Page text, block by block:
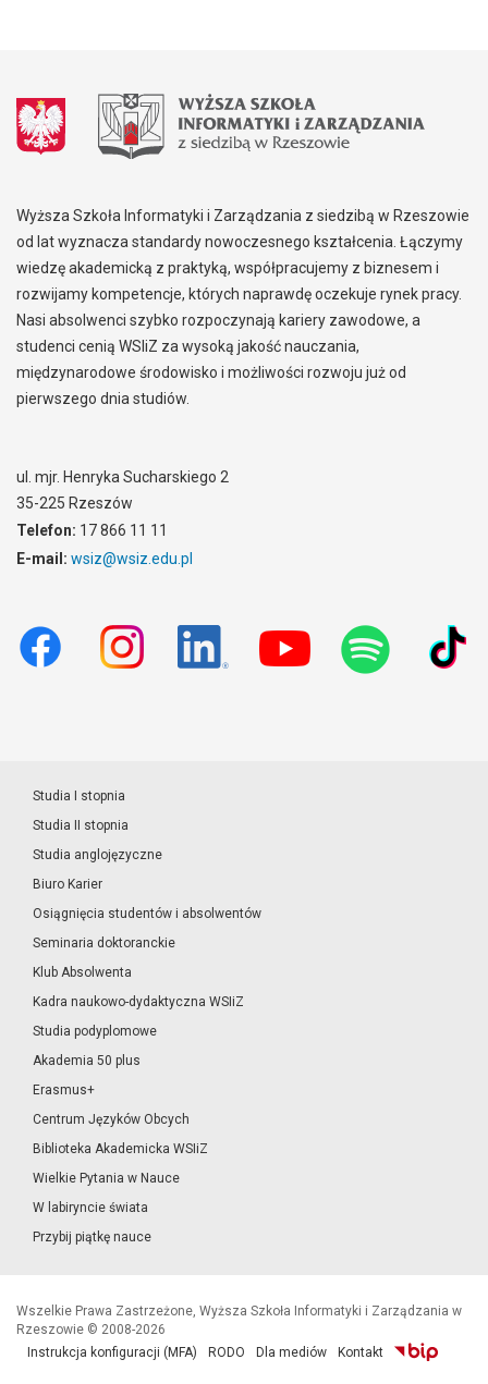
Wyższa Szkoła Informatyki i Zarządzania z siedzibą w Rzeszowie
od lat wyznacza standardy nowoczesnego kształcenia. Łączymy
wiedzę akademicką z praktyką, współpracujemy z biznesem i
rozwijamy kompetencje, których naprawdę oczekuje rynek pracy.
Nasi absolwenci szybko rozpoczynają kariery zawodowe, a
studenci cenią WSIiZ za wysoką jakość nauczania,
międzynarodowe środowisko i możliwości rozwoju już od
pierwszego dnia studiów.
ul. mjr. Henryka Sucharskiego 2
35-225 Rzeszów
Telefon: 17 866 11 11
E-mail: wsiz@wsiz.edu.pl
Studia I stopnia
Studia II stopnia
Studia anglojęzyczne
Biuro Karier
Osiągnięcia studentów i absolwentów
Seminaria doktoranckie
Klub Absolwenta
Kadra naukowo-dydaktyczna WSIiZ
Studia podyplomowe
Akademia 50 plus
Erasmus+
Centrum Języków Obcych
Biblioteka Akademicka WSIiZ
Wielkie Pytania w Nauce
W labiryncie świata
Przybij piątkę nauce
Wszelkie Prawa Zastrzeżone, Wyższa Szkoła Informatyki i Zarządzania w
Rzeszowie © 2008-2026
Instrukcja konfiguracji (MFA)
RODO Dla mediów Kontakt